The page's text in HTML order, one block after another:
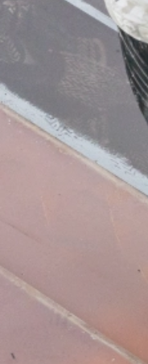
塗装工事
施工の流れ
よくあるご質問
お知らせ